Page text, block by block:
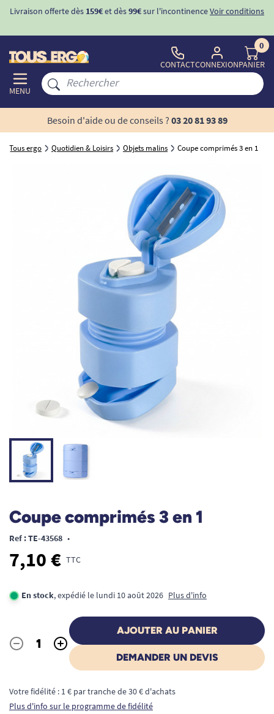
Livraison offerte dès 159€et dès99€sur l'incontinenceVoir conditions
MENU
CONTACTCONNEXION
0
PANIER
Besoin d'aide ou de conseils ? 03 20 81 93 89
Tous ergo Quotidien & Loisirs Objets malins Coupe comprimés 3 en 1
Coupe comprimés 3 en 1
Ref : TE-43568 •
7,10 € TTC
En stock, expédié le lundi 10 août 2026 Plus d'info
Quantité
- +
AJOUTER AU PANIER
DEMANDER UN DEVIS
Votre fidélité : 1 € par tranche de 30 € d'achats
Plus d'info sur le programme de fidélité